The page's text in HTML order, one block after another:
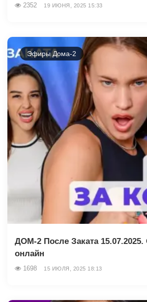
2352 19 ИЮНЯ, 2025 15:33
Эфиры Дома-2
ДОМ-2 После Заката 15.07.2025.
онлайн
1698 15 ИЮЛЯ, 2025 18:13